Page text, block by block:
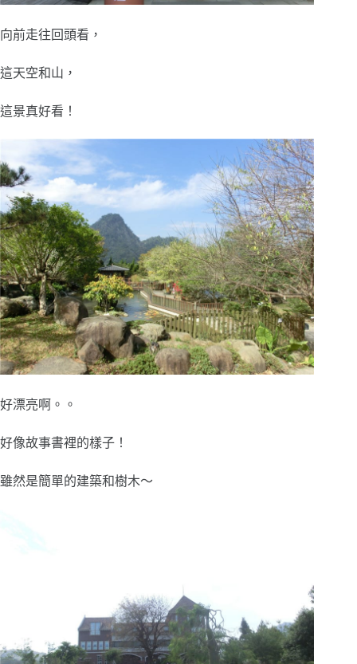
向前走往回頭看，
這天空和山，
這景真好看！
好漂亮啊。。
好像故事書裡的樣子！
雖然是簡單的建築和樹木～